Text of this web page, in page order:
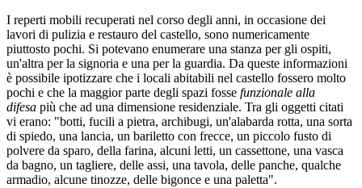
I reperti mobili recuperati nel corso degli anni, in occasione dei
lavori di pulizia e restauro del castello, sono numericamente
piuttosto pochi. Si potevano enumerare una stanza per gli ospiti,
un'altra per la signoria e una per la guardia. Da queste informazioni
è possibile ipotizzare che i locali abitabili nel castello fossero molto
pochi e che la maggior parte degli spazi fosse funzionale alla
difesa più che ad una dimensione residenziale. Tra gli oggetti citati
vi erano: "botti, fucili a pietra, archibugi, un'alabarda rotta, una sorta
di spiedo, una lancia, un bariletto con frecce, un piccolo fusto di
polvere da sparo, della farina, alcuni letti, un cassettone, una vasca
da bagno, un tagliere, delle assi, una tavola, delle panche, qualche
armadio, alcune tinozze, delle bigonce e una paletta".